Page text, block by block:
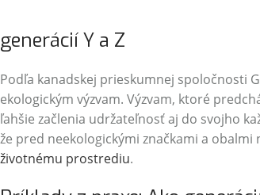
generácií Y a Z
Podľa kanadskej prieskumnej spoločnosti
ekologickým výzvam. Výzvam, ktoré
ľahšie začlenia udržateľnosť aj do svojho
že pred neekologickými značkami a
životnému prostrediu.